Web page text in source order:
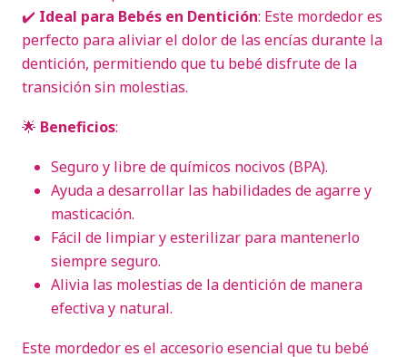
✔️ Ideal para Bebés en Dentición: Este mordedor es
perfecto para aliviar el dolor de las encías durante la
dentición, permitiendo que tu bebé disfrute de la
transición sin molestias.
🌟 Beneficios:
Seguro y libre de químicos nocivos (BPA).
Ayuda a desarrollar las habilidades de agarre y
masticación.
Fácil de limpiar y esterilizar para mantenerlo
siempre seguro.
Alivia las molestias de la dentición de manera
efectiva y natural.
Este mordedor es el accesorio esencial que tu bebé